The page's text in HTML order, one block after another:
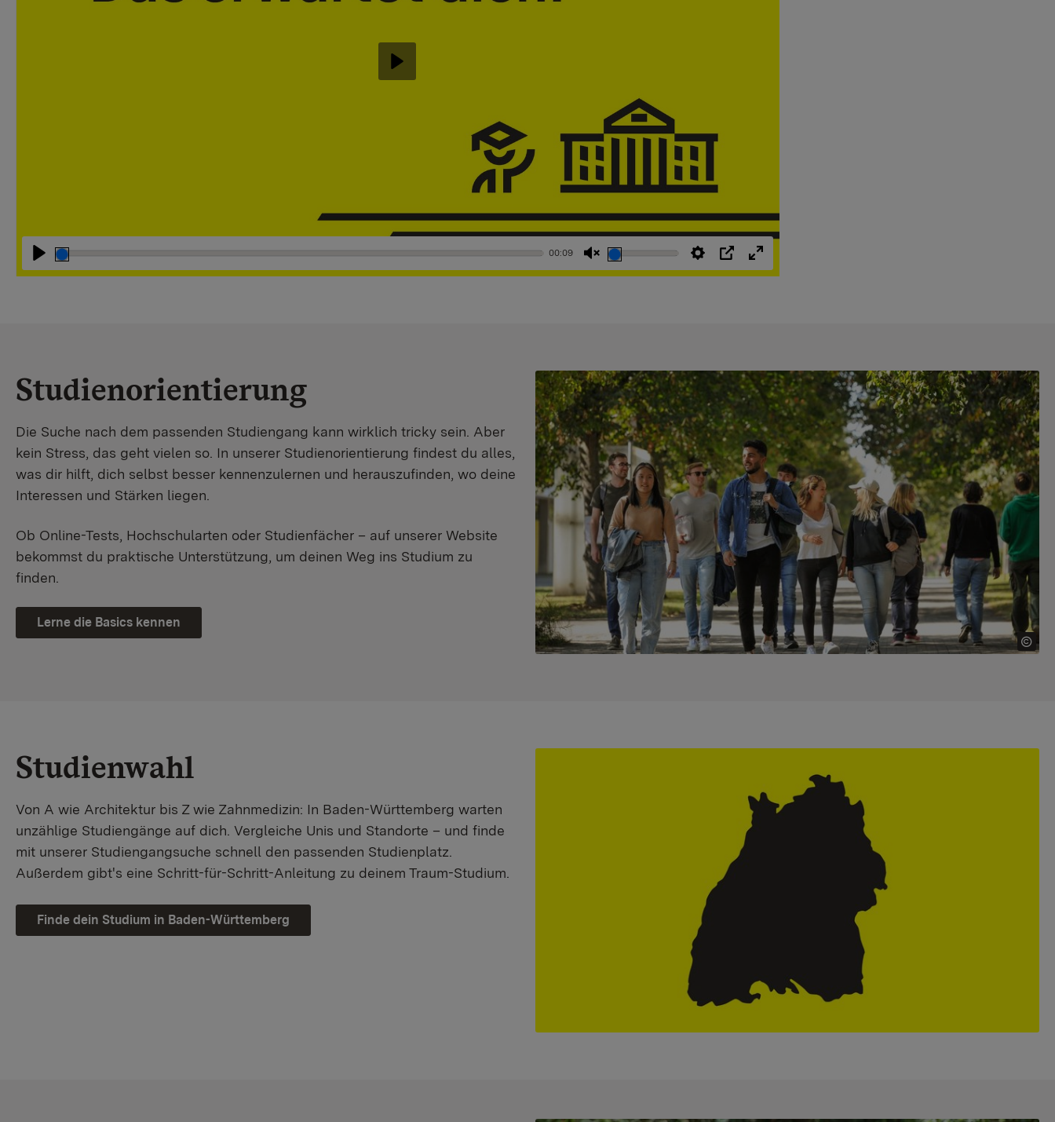
Abspielen
00:09
StummschaltungEinstellungen
PIP Vollbild
Abspielen
Studienorientierung
Die Suche nach dem passenden Studiengang kann wirklich tricky sein. Aber
kein Stress, das geht vielen so. In unserer Studienorientierung findest du alles,
was dir hilft, dich selbst besser kennenzulernen und herauszufinden, wo deine
Interessen und Stärken liegen.
Ob Online-Tests, Hochschularten oder Studienfächer – auf unserer Website
bekommst du praktische Unterstützung, um deinen Weg ins Studium zu
finden.
Lerne die Basics kennen
Studienwahl
Von A wie Architektur bis Z wie Zahnmedizin: In Baden-Württemberg warten
unzählige Studiengänge auf dich. Vergleiche Unis und Standorte – und finde
mit unserer Studiengangsuche schnell den passenden Studienplatz.
Außerdem gibt's eine Schritt-für-Schritt-Anleitung zu deinem Traum-Studium.
Finde dein Studium in Baden-Württemberg